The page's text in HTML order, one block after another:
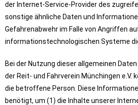
der Internet-Service-Provider des
sonstige ähnliche Daten und
Gefahrenabwehr im Falle von Angriffen
informationstechnologischen Systeme
Bei der Nutzung dieser allgemeinen
der Reit- und Fahrverein Münchingen e.V.
die betroffene Person. Diese
benötigt, um (1) die Inhalte unserer